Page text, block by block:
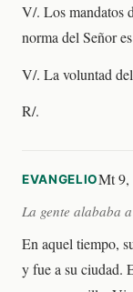
V/. Los mandatos
norma del Señor
V/. La voluntad
R/.
EVANGELIOMt 9,
La gente alababa
En aquel tiempo,
y fue a su ciudad.